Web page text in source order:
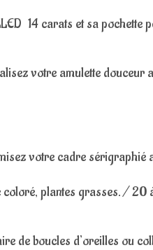
14 carats et sa pochette
votre amulette
votre cadre sérigraphié
plantes grasses. / 20
de boucles d’oreilles ou